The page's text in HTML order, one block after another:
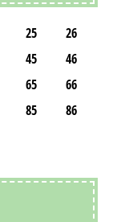
25
26
45
46
65
66
85
86